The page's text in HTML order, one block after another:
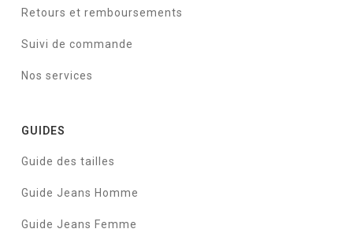
Retours et remboursements
Suivi de commande
Nos services
GUIDES
Guide des tailles
Guide Jeans Homme
Guide Jeans Femme